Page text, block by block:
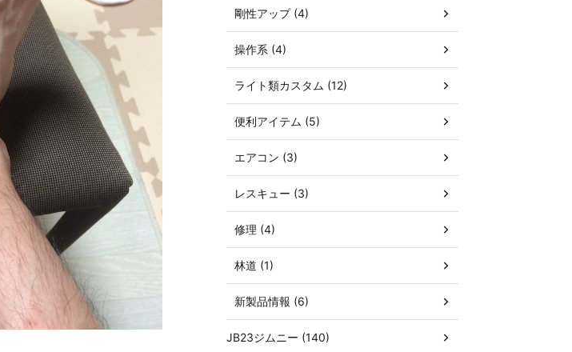
剛性アップ (4)
操作系 (4)
ライト類カスタム (12)
便利アイテム (5)
エアコン (3)
レスキュー (3)
修理 (4)
林道 (1)
新製品情報 (6)
JB23ジムニー (140)